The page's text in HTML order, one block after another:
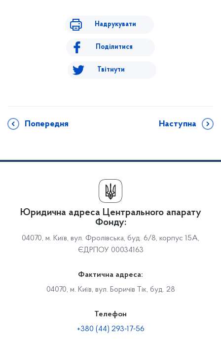
Надрукувати
Поділитися
Твітнути
Попередня Наступна
Юридична адреса Центрального апарату
Фонду:
04070, м. Київ, вул. Фролівська, буд. 6/8, корпус 15А,
ЄДРПОУ 00034163
Фактична адреса:
04070, м. Київ, вул. Боричів Тік, буд. 28
Телефон
+380 (44) 293-17-56